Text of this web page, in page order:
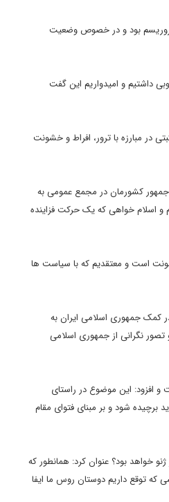
تروریسم بود و در خصوص وضعیت
داشتیم و امیدواریم این گفت
در مبارزه با ترور، افراط و خشونت
کشورمان در مجمع عمومی به
و اسلام خواهی که یک حرکت فزاینده
است و معتقدیم که با سیاست ها
کمک جمهوری اسلامی ایران به
نگرانی از جمهوری اسلامی
افزود: این موضوع در راستای
شود و بر مبنای فتوای مقام
خواهد بود؟ عنوان کرد: همانطور که
و درباره مذاکرات 1+5 و نقش اتحادیه اروپا و نقشی که توقع داریم دوستان روس ما ایفا